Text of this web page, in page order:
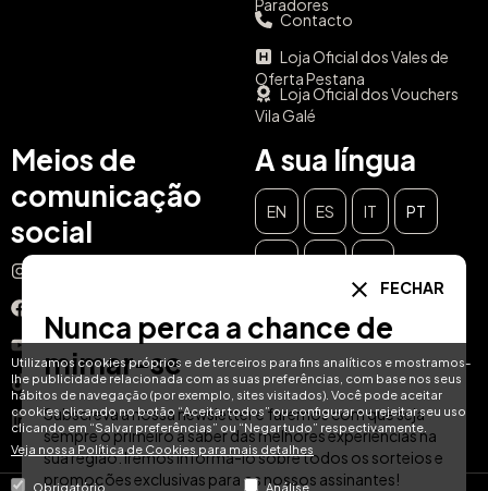
Utilizamos cookies próprios e de terceiros para fins analíticos e mostramos-
lhe publicidade relacionada com as suas preferências, com base nos seus
hábitos de navegação (por exemplo, sites visitados). Você pode aceitar
cookies clicando no botão “Aceitar todos” ou configurar ou rejeitar seu uso
clicando em “Salvar preferências” ou “Negar tudo” respectivamente.
Veja nossa Política de Cookies para mais detalhes
Obrigatório Análise
Instagram
Facebook
YouTube
A sua língua
EN ES IT PT
DE
© Hotel Treats 2026
Tel: +34 871 51 00 40 (9:00 - 19:00 CEST)
FECHAR
Nunca perca a chance de
mimar-se
Subscreva a nossa newsletter e faremos com que seja
sempre o primeiro a saber das melhores experiências na
sua região. Iremos informá-lo sobre todos os sorteios e
promoções exclusivas para os nossos assinantes!